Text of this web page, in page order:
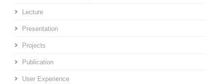
Lecture
Presentation
Projects
Publication
User Experience